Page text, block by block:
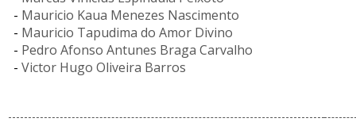
- Mauricio Kaua Menezes Nascimento
- Mauricio Tapudima do Amor Divino
- Pedro Afonso Antunes Braga Carvalho
- Victor Hugo Oliveira Barros